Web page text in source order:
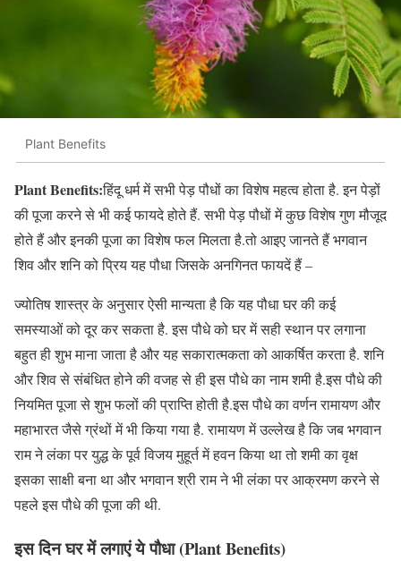
Plant Benefits
Plant Benefits:हिंदू धर्म में सभी पेड़ पौधों का विशेष महत्व होता है. इन पेड़ों
की पूजा करने से भी कई फायदे होते हैं. सभी पेड़ पौधों में कुछ विशेष गुण मौजूद
होते हैं और इनकी पूजा का विशेष फल मिलता है.तो आइए जानते हैं भगवान
शिव और शनि को प्रिय यह पौधा जिसके अनगिनत फायदें हैं –
ज्योतिष शास्त्र के अनुसार ऐसी मान्यता है कि यह पौधा घर की कई
समस्याओं को दूर कर सकता है. इस पौधे को घर में सही स्थान पर लगाना
बहुत ही शुभ माना जाता है और यह सकारात्मकता को आकर्षित करता है. शनि
और शिव से संबंधित होने की वजह से ही इस पौधे का नाम शमी है.इस पौधे की
नियमित पूजा से शुभ फलों की प्राप्ति होती है.इस पौधे का वर्णन रामायण और
महाभारत जैसे ग्रंथों में भी किया गया है. रामायण में उल्लेख है कि जब भगवान
राम ने लंका पर युद्ध के पूर्व विजय मुहूर्त में हवन किया था तो शमी का वृक्ष
इसका साक्षी बना था और भगवान श्री राम ने भी लंका पर आक्रमण करने से
पहले इस पौधे की पूजा की थी.
इस दिन घर में लगाएं ये पौधा (Plant Benefits)